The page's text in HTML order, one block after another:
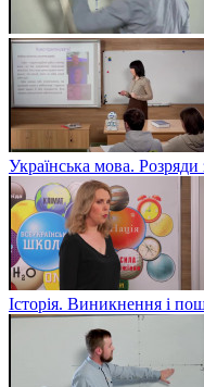
Українська мова.
Історія. Виникнення і